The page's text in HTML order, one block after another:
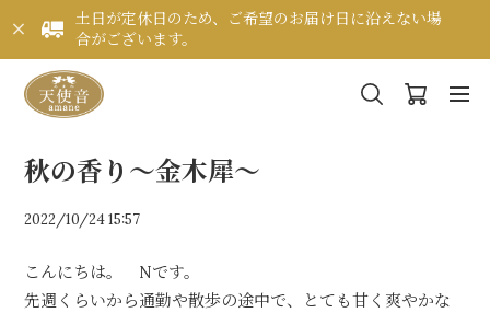
土日が定休日のため、ご希望のお届け日に沿えない場
合がございます。
秋の香り～金木犀～
2022/10/24 15:57
こんにちは。 Nです。
先週くらいから通勤や散歩の途中で、とても甘く爽やかな